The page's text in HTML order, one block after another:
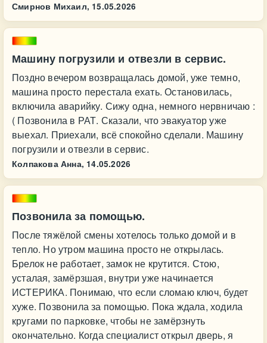
Смирнов Михаил, 15.05.2026
Машину погрузили и отвезли в сервис.
Поздно вечером возвращалась домой, уже темно,
машина просто перестала ехать. Остановилась,
включила аварийку. Сижу одна, немного нервничаю :
( Позвонила в РАТ. Сказали, что эвакуатор уже
выехал. Приехали, всё спокойно сделали. Машину
погрузили и отвезли в сервис.
Колпакова Анна, 14.05.2026
Позвонила за помощью.
После тяжёлой смены хотелось только домой и в
тепло. Но утром машина просто не открылась.
Брелок не работает, замок не крутится. Стою,
усталая, замёрзшая, внутри уже начинается
ИСТЕРИКА. Понимаю, что если сломаю ключ, будет
хуже. Позвонила за помощью. Пока ждала, ходила
кругами по парковке, чтобы не замёрзнуть
окончательно. Когда специалист открыл дверь, я